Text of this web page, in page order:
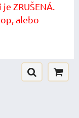
ZRUŠENÁ.
alebo